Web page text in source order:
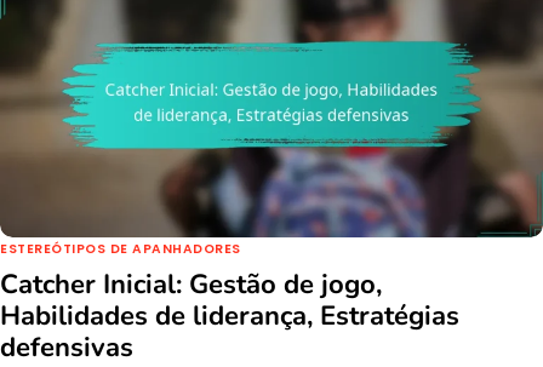
ESTEREÓTIPOS DE APANHADORES
Catcher Inicial: Gestão de jogo,
Habilidades de liderança, Estratégias
defensivas